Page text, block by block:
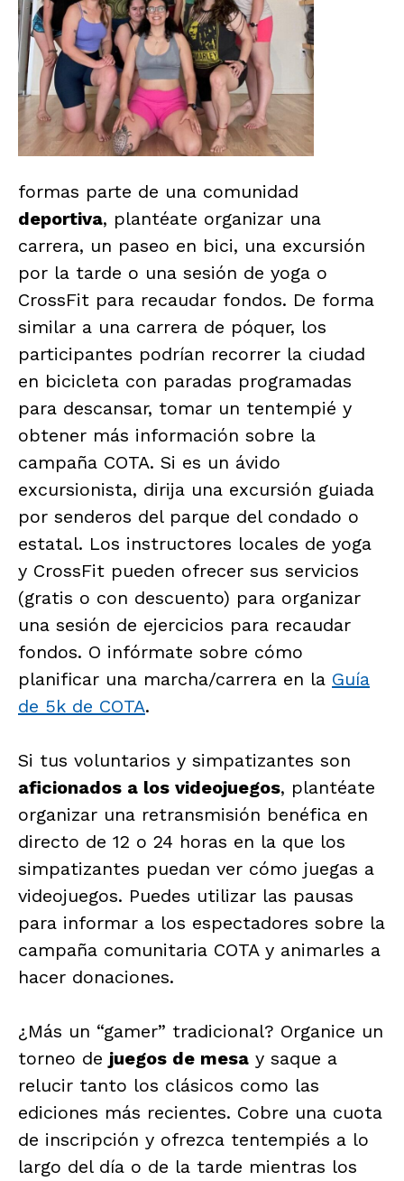
formas parte de una comunidad
deportiva, plantéate organizar una
carrera, un paseo en bici, una excursión
por la tarde o una sesión de yoga o
CrossFit para recaudar fondos. De forma
similar a una carrera de póquer, los
participantes podrían recorrer la ciudad
en bicicleta con paradas programadas
para descansar, tomar un tentempié y
obtener más información sobre la
campaña COTA. Si es un ávido
excursionista, dirija una excursión guiada
por senderos del parque del condado o
estatal. Los instructores locales de yoga
y CrossFit pueden ofrecer sus servicios
(gratis o con descuento) para organizar
una sesión de ejercicios para recaudar
fondos. O infórmate sobre cómo
planificar una marcha/carrera en la Guía
de 5k de COTA.
Si tus voluntarios y simpatizantes son
aficionados a los videojuegos, plantéate
organizar una retransmisión benéfica en
directo de 12 o 24 horas en la que los
simpatizantes puedan ver cómo juegas a
videojuegos. Puedes utilizar las pausas
para informar a los espectadores sobre la
campaña comunitaria COTA y animarles a
hacer donaciones.
¿Más un “gamer” tradicional? Organice un
torneo de juegos de mesa y saque a
relucir tanto los clásicos como las
ediciones más recientes. Cobre una cuota
de inscripción y ofrezca tentempiés a lo
largo del día o de la tarde mientras los